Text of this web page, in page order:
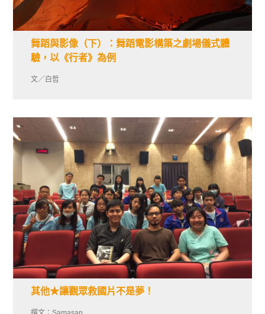
舞蹈與影像（下）：舞蹈電影構築之劇場儀式體
驗，以《行者》為例
文／白哲
其他★讓觀眾救國片不是夢！